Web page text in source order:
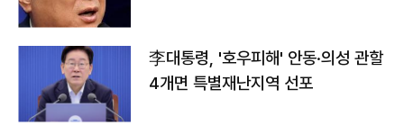
李대통령, '호우피해' 안동·의성 관할
4개면 특별재난지역 선포